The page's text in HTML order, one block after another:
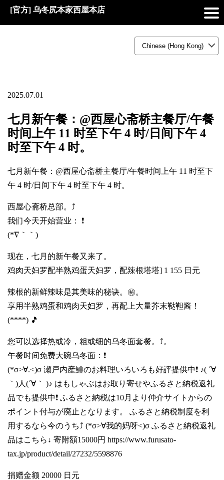
[官方] 乌冬尻本家西屋本店
2025.07.01
七月新午餐：@西屋心斋桥主餐厅/午餐
时间上午 11 时至下午 4 时/日间下午 4
时至下午 4 时。
七月新午餐：@西屋心斋桥主餐厅/午餐时间上午 11 时至下
午 4 时/日间下午 4 时至下午 4 时。
西屋心斋桥总部。⤴️
我们今天开始营业： ❗️
(*∇｀｀)
现在，七月的新午餐又来了。
鸡肉天妇罗配半熟鸡蛋天妇罗，配辣根塔塔] 1 155 日元
辣根的新鲜辣味是其美味的秘诀。㊙️。
享用半熟鸡蛋和鸡肉天妇罗，再配上大量芥末鞑靼酱！
(****) 🎵
您可以选择热或冷，粗或细的乌冬面套餐。⤴️。
午餐时间免费大碗乌冬面：❗️
(*σ>∀.<)σ 瀬戸内産鱧のお料理いろいろも好評提供中❗️ ♪( ´∀
｀)人(´∀｀ )♪ はもしゃぶはお取り寄せやふるさと納税返礼
品でも提供中❗️ ふるさと納税は10月より仲介サイトからの
ポイント付与が廃止となります。 ふるさと納税制度を利
用するなら今のうち⤴️ (*σ>∀我的妈呀<)σ ふるさと納税返礼
品はこちら↓ 寄附額15000円 https://www.furusato-
tax.jp/product/detail/27232/5598876
捐赠金额 20000 日元